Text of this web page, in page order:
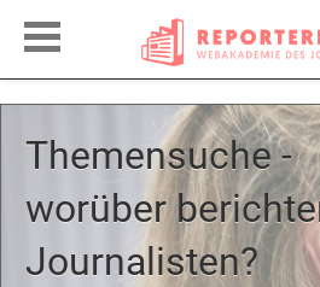
Themensuche -
worüber
Journalisten?